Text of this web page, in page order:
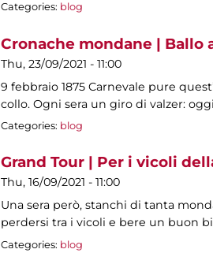
Categories: blog
Cronache mondane | Ballo
Thu, 23/09/2021 - 11:00
9 febbraio 1875 Carnevale pure
collo. Ogni sera un giro di valzer:
Categories: blog
Grand Tour | Per i vicoli
Thu, 16/09/2021 - 11:00
Una sera però, stanchi di tanta
perdersi tra i vicoli e bere un buon
Categories: blog